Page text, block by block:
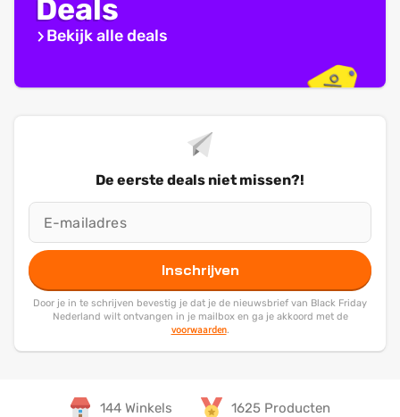
Deals
Bekijk alle deals
De eerste deals niet missen?!
Inschrijven
Door je in te schrijven bevestig je dat je de nieuwsbrief van Black Friday
Nederland wilt ontvangen in je mailbox en ga je akkoord met de
voorwaarden.
144 Winkels 1625 Producten